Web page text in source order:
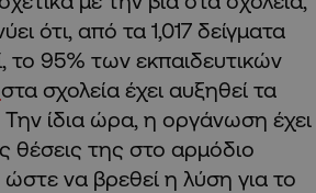
ότι, από τα 1,017 δείγματα
το 95% των εκπαιδευτικών
στα σχολεία έχει αυξηθεί τα
Την ίδια ώρα, η οργάνωση έχει
θέσεις της στο αρμόδιο
να βρεθεί η λύση για το